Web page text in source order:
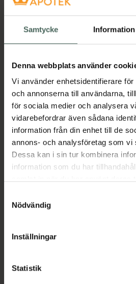
Samtycke Information
Denna webbplats använder
Vi använder enhetsidentifierare
och annonserna till användarna,
för sociala medier och analysera
vidarebefordrar även sådana
information från din enhet till de
annons- och analysföretag som vi
Dessa kan i sin tur kombinera
information som du har
återkalla ditt samtycke via
cookieinställningar. Ett återkallat
lagligheten av behandling som
Nödvändig
Inställningar
Statistik
Köp via ditt
Aktuella erbjudanden
Beskrivning
Läs alltid
användning.
EAN:07046265476429
Kronans Apotek finns här för dig.
datorn. Oavsett vem du är så är
hjälpa just dig att må lite bättre.